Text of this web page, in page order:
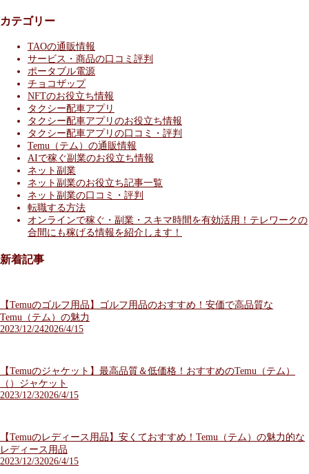
カテゴリー
TAOの通販情報
サービス・商品の口コミ評判
ポータブル電源
チョコザップ
NFTのお役立ち情報
タクシー配車アプリ
タクシー配車アプリのお役立ち情報
タクシー配車アプリの口コミ・評判
Temu（テム）の通販情報
AIで稼ぐ副業のお役立ち情報
ネット副業
ネット副業のお役立ち記事一覧
ネット副業の口コミ・評判
転職する方法
オンラインで稼ぐ・副業・スキマ時間を有効活用！テレワークの
合間にも稼げる情報を紹介します！
新着記事
【Temuのゴルフ用品】ゴルフ用品のおすすめ！安価で高品質な
Temu（テム）の魅力
2023/12/242026/4/15
【Temuのジャケット】最高品質＆低価格！おすすめのTemu（テム）
（）ジャケット
2023/12/32026/4/15
【Temuのレディース用品】安くておすすめ！Temu（テム）の魅力的な
レディース用品
2023/12/32026/4/15